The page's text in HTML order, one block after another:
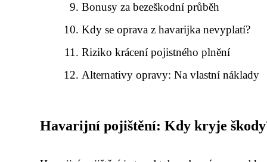
Bonusy za bezeškodní průběh
Kdy se oprava z havarijka nevyplatí?
Riziko krácení pojistného plnění
Alternativy opravy: Na vlastní náklady
Havarijní pojištění: Kdy kryje